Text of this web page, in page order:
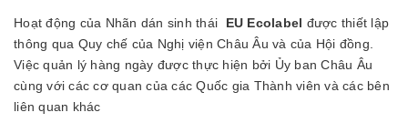
Hoạt động của Nhãn dán sinh thái EU Ecolabel được thiết lập
thông qua Quy chế của Nghị viện Châu Âu và của Hội đồng.
Việc quản lý hàng ngày được thực hiện bởi Ủy ban Châu Âu
cùng với các cơ quan của các Quốc gia Thành viên và các bên
liên quan khác